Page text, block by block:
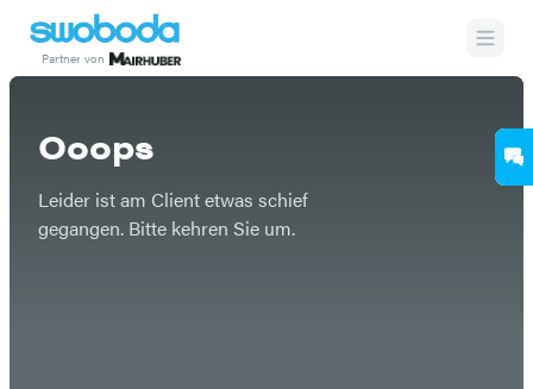
Partner von
Etwas ist schief gegangen
Ooops
Leider ist am Client etwas schief
gegangen. Bitte kehren Sie um.